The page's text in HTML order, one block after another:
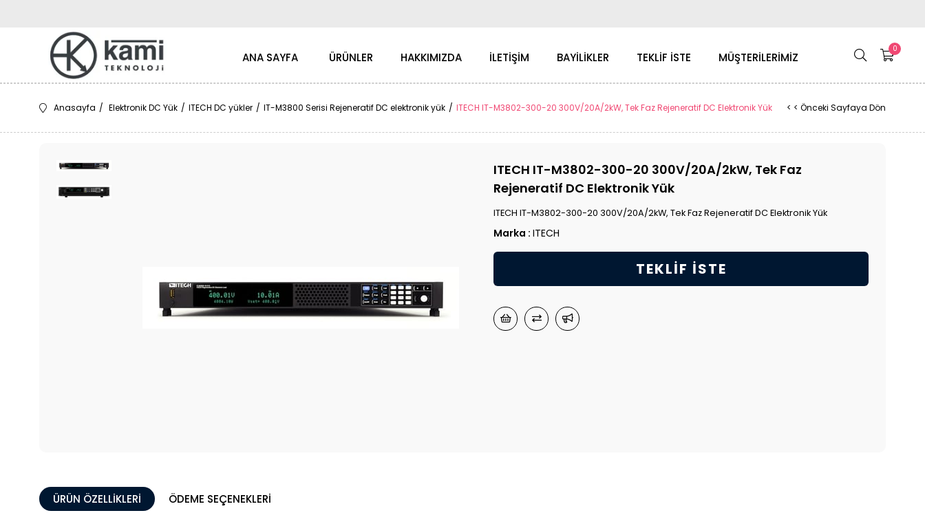
0
ANA SAYFA ÜRÜNLER HAKKIMIZDA İLETİŞİM BAYİLİKLER TEKLİF İSTE MÜŞTERİLERİMİZ
Anasayfa Elektronik DC Yük ITECH DC yükler IT-M3800 Serisi Rejeneratif DC elektronik yük ITECH IT-M3802-300-20 300V/20A/2kW, Tek Faz Rejeneratif DC Elektronik Yük < < Önceki Sayfaya Dön
ITECH IT-M3802-300-20 300V/20A/2kW, Tek Faz
Rejeneratif DC Elektronik Yük
ITECH IT-M3802-300-20 300V/20A/2kW, Tek Faz Rejeneratif DC Elektronik Yük
Marka : ITECH
TEKLIF İSTE
ÜRÜN ÖZELLIKLERI ÖDEME SEÇENEKLERI